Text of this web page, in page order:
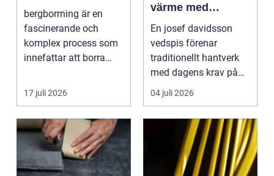
bergborrning är en
fascinerande och
komplex process som
innefattar att borra
minerale...
17 juli 2026
värme med
modern funktion
En josef davidsson
vedspis förenar
traditionellt hantverk
med dagens krav på
effektiv, trygg och mil...
04 juli 2026